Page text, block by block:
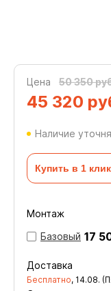
Цена 50 350
45 320
Наличие
Купить в 1 клик
Монтаж
Базовый 17
Доставка
Бесплатно, 14.08.